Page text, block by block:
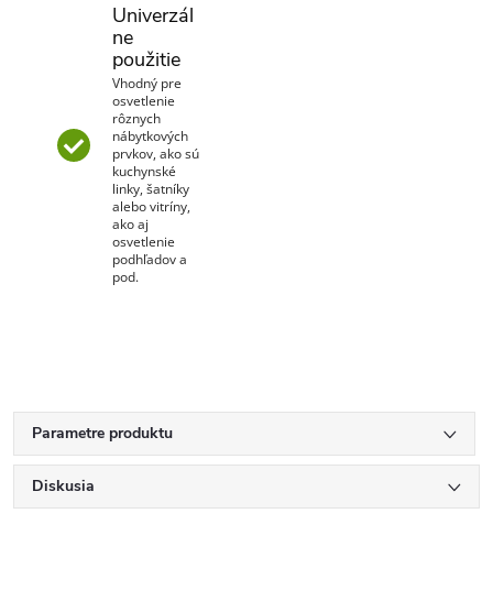
Univerzál
ne
použitie
Vhodný pre
osvetlenie
rôznych
nábytkových
prvkov, ako sú
kuchynské
linky, šatníky
alebo vitríny,
ako aj
osvetlenie
podhľadov a
pod.
Parametre produktu
Diskusia